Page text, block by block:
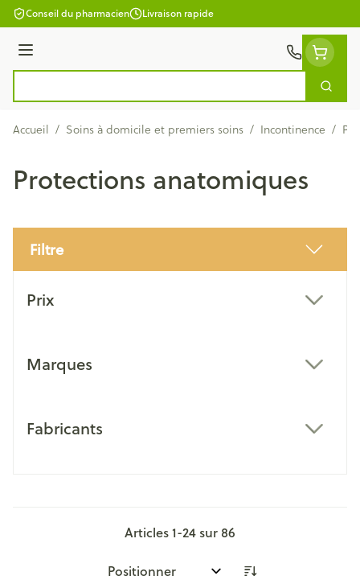
Aller au contenu
Conseil du pharmacien Livraison rapide
Menu
Accueil / Soins à domicile et premiers soins / Incontinence /
Protections anatomiques
Filtre
Prix
Marques
Fabricants
Articles1-24sur 86
Trier par: